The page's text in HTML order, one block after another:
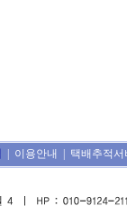
이용안내 택배추적서